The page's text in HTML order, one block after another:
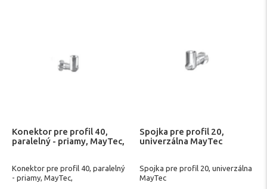
Konektor pre profil 40,
paralelný - priamy, MayTec,
Konektor pre profil 40, paralelný
- priamy, MayTec,
Spojka pre profil 20,
univerzálna MayTec
Spojka pre profil 20, univerzálna
MayTec